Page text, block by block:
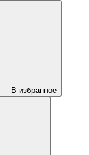
В избранное